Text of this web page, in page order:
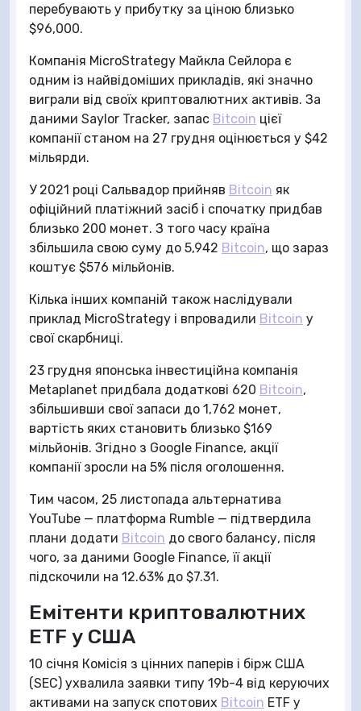
перебувають у прибутку за ціною близько
$96,000.
Компанія MicroStrategy Майкла Сейлора є
одним із найвідоміших прикладів, які значно
виграли від своїх криптовалютних активів. За
даними Saylor Tracker, запас Bitcoin цієї
компанії станом на 27 грудня оцінюється у $42
мільярди.
У 2021 році Сальвадор прийняв Bitcoin як
офіційний платіжний засіб і спочатку придбав
близько 200 монет. З того часу країна
збільшила свою суму до 5,942 Bitcoin, що зараз
коштує $576 мільйонів.
Кілька інших компаній також наслідували
приклад MicroStrategy і впровадили Bitcoin у
свої скарбниці.
23 грудня японська інвестиційна компанія
Metaplanet придбала додаткові 620 Bitcoin,
збільшивши свої запаси до 1,762 монет,
вартість яких становить близько $169
мільйонів. Згідно з Google Finance, акції
компанії зросли на 5% після оголошення.
Тим часом, 25 листопада альтернатива
YouTube — платформа Rumble — підтвердила
плани додати Bitcoin до свого балансу, після
чого, за даними Google Finance, її акції
підскочили на 12.63% до $7.31.
Емітенти криптовалютних
ETF у США
10 січня Комісія з цінних паперів і бірж США
(SEC) ухвалила заявки типу 19b-4 від керуючих
активами на запуск спотових Bitcoin ETF у